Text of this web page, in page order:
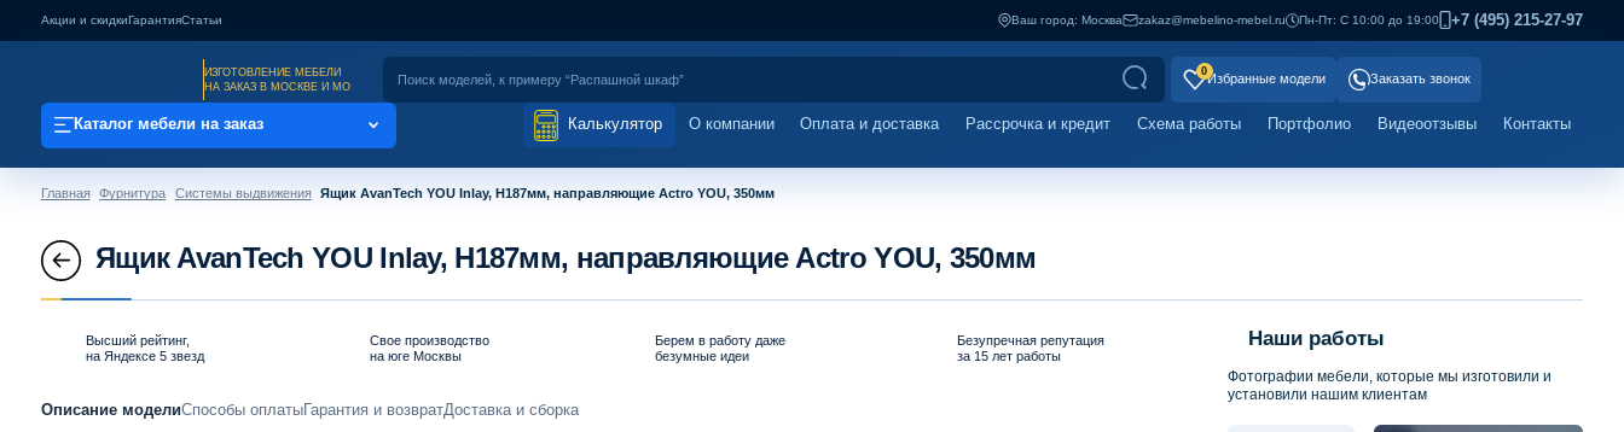
Акции и скидкиГарантияСтатьи Ваш город: Москва zakaz@mebelino-mebel.ru Пн-Пт: С 10:00 до 19:00 +7 (495) 215-27-97
ИЗГОТОВЛЕНИЕ МЕБЕЛИ
НА ЗАКАЗ В МОСКВЕ И МО
0
Избранные модели Заказать звонок
Каталог мебели на заказ Калькулятор О компании Оплата и доставка Рассрочка и кредит Схема работы Портфолио Видеоотзывы Контакты
Главная Фурнитура Системы выдвижения Ящик AvanTech YOU Inlay, H187мм, направляющие Actro YOU, 350мм
Ящик AvanTech YOU Inlay, H187мм, направляющие Actro YOU, 350мм
Высший рейтинг,
на Яндексе 5 звезд
Свое производство
на юге Москвы
Берем в работу даже
безумные идеи
Безупречная репутация
за 15 лет работы
Описание модели Способы оплатыГарантия и возвратДоставка и сборка
Наши работы
Фотографии мебели, которые мы изготовили и
установили нашим клиентам